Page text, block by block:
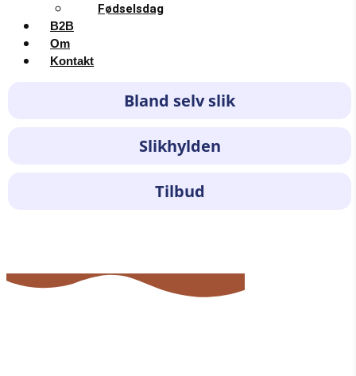
Fødselsdag
B2B
Om
Kontakt
Bland selv slik
Slikhylden
Tilbud